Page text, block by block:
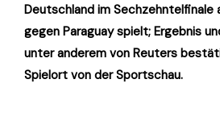
Deutschland im Sechzehntelfinale
gegen Paraguay spielt; Ergebnis
unter anderem von Reuters
Spielort von der Sportschau.